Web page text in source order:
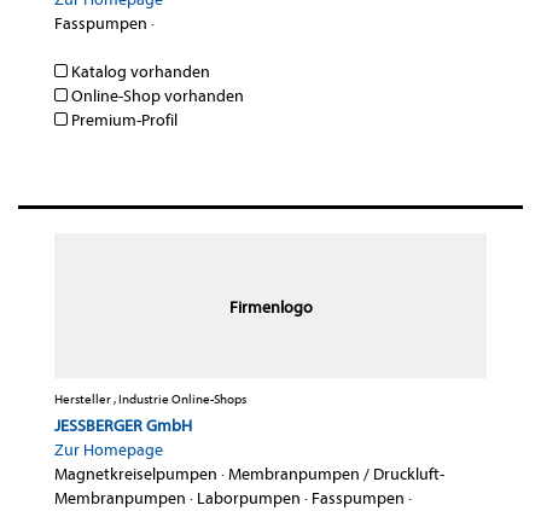
Fasspumpen ·
Katalog vorhanden
Online-Shop vorhanden
Premium-Profil
Firmenlogo
Hersteller , Industrie Online-Shops
JESSBERGER GmbH
Zur Homepage
Magnetkreiselpumpen ·Membranpumpen / Druckluft-
Membranpumpen · Laborpumpen · Fasspumpen ·